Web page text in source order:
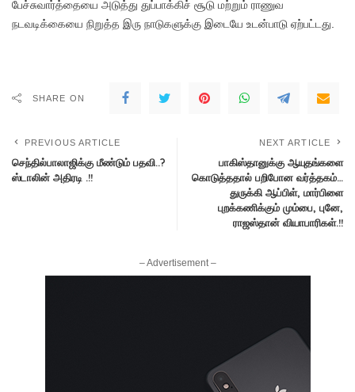
பேச்சுவார்த்தையை அடுத்து துப்பாக்கிச் சூடு மற்றும் ராணுவ
நடவடிக்கையை நிறுத்த இரு நாடுகளுக்கு இடையே உடன்பாடு ஏற்பட்டது.
SHARE ON
PREVIOUS ARTICLE
செந்தில்பாலாஜிக்கு மீண்டும் பதவி..?
ஸ்டாலின் அதிரடி .!!
NEXT ARTICLE
பாகிஸ்தானுக்கு ஆயுதங்களை
கொடுத்ததால் பறிபோன வர்த்தகம்…
துருக்கி ஆப்பிள், மார்பிளை
புறக்கணிக்கும் மும்பை, புனே,
ராஜஸ்தான் வியாபாரிகள்.!!
– Advertisement –